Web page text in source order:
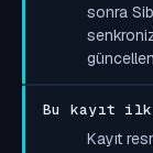
sonra
Bu kayıt ilk
Kayıt